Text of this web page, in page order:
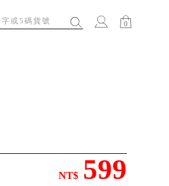
0
NT$ 599